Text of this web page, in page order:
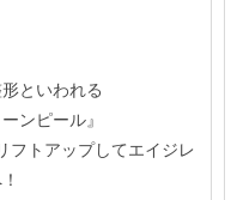
といわれる
ンピール』
フトアップしてエイジレ